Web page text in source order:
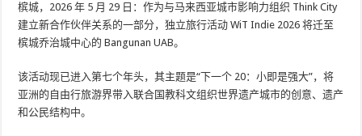
槟城，2026 年 5 月 29 日：作为与马来西亚城市影响力组织 Think City
建立新合作伙伴关系的一部分，独立旅行活动 WiT Indie 2026 将迁至
槟城乔治城中心的 Bangunan UAB。
该活动现已进入第七个年头，其主题是“下一个 20：小即是强大”，将
亚洲的自由行旅游界带入联合国教科文组织世界遗产城市的创意、遗产
和公民结构中。